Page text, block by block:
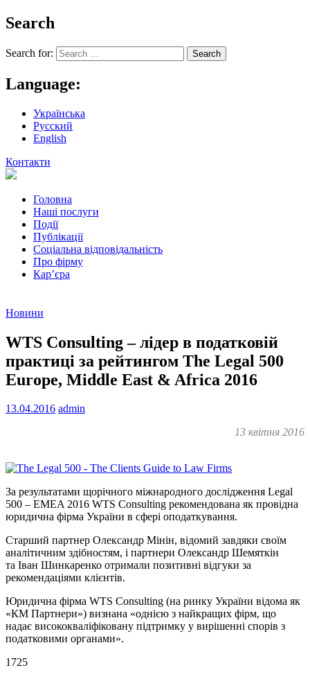
Search
Search for:
Language:
Українська
Русский
English
Контакти
Головна
Наші послуги
Події
Публікації
Соціальна відповідальність
Про фiрму
Кар’єра
Новини
WTS Consulting – лідер в податковій
практиці за рейтингом The Legal 500
Europe, Middle East & Africa 2016
13.04.2016 admin
13 квітня 2016
За результатами щорічного міжнародного дослідження Legal
500 – EMEA 2016 WTS Consulting рекомендована як провідна
юридична фірма України в сфері оподаткування.
Старший партнер Олександр Мінін, відомий завдяки своїм
аналітичним здібностям, і партнери Олександр Шемяткін
та Іван Шинкаренко отримали позитивні відгуки за
рекомендаціями клієнтів.
Юридична фірма WTS Consulting (на ринку України відома як
«КМ Партнери») визнана «однією з найкращих фірм, що
надає висококваліфіковану підтримку у вирішенні спорів з
податковими органами».
1725